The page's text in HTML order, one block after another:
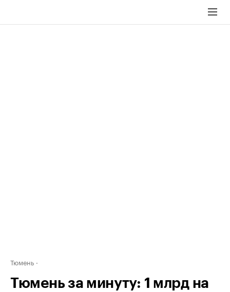
Тюмень
Тюмень за минуту: 1 млрд на